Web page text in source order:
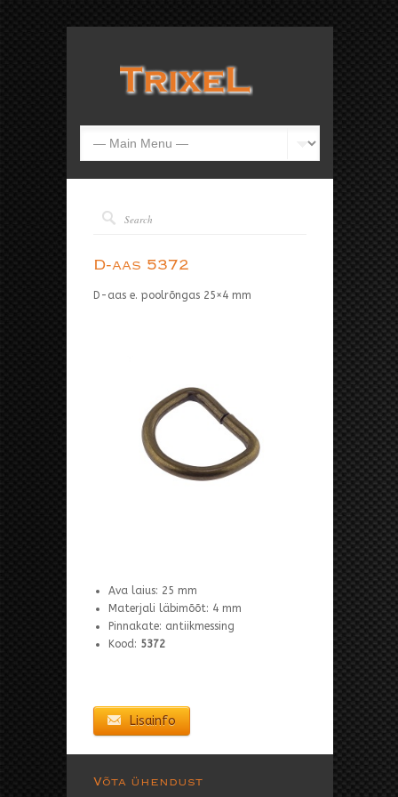
D-aas 5372
D-aas e. poolrõngas 25×4 mm
Ava laius: 25 mm
Materjali läbimõõt: 4 mm
Pinnakate: antiikmessing
Kood: 5372
Lisainfo
Võta ühendust